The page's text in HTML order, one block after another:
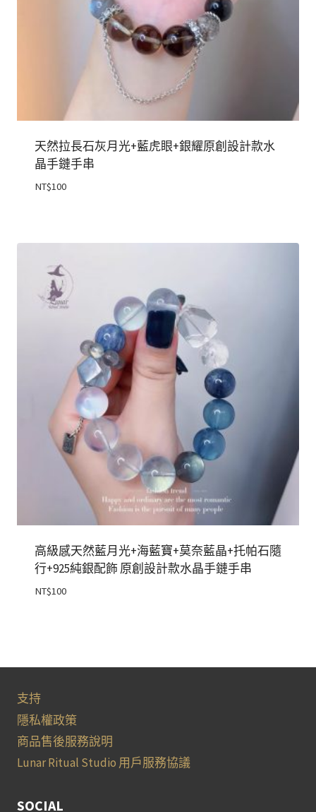
天然拉長石灰月光+藍虎眼+銀耀原創設計款水
晶手鏈手串
NT$100
高級感天然藍月光+海藍寶+莫奈藍晶+托帕石隨
行+925純銀配飾 原創設計款水晶手鏈手串
NT$100
支持
隱私權政策
商品售後服務說明
Lunar Ritual Studio 用戶服務協議
SOCIAL